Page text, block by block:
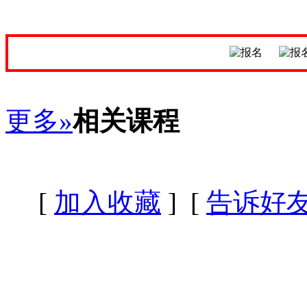
更多»相关课程
[ 加入收藏 ] [ 告诉好